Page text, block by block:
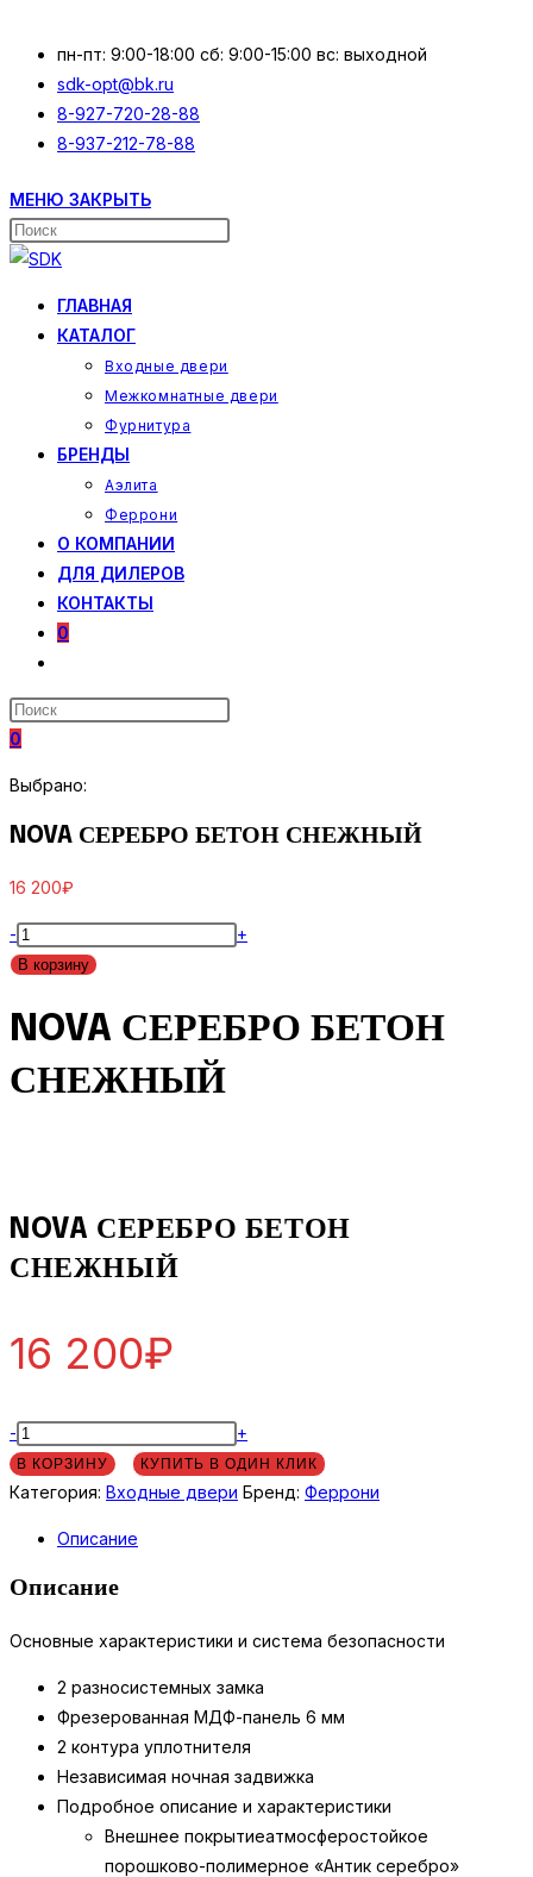
содержимому
пн-пт: 9:00-18:00 сб: 9:00-15:00 вс: выходной
sdk-opt@bk.ru
8-927-720-28-88
8-937-212-78-88
МЕНЮ ЗАКРЫТЬ
Поиск
на
ГЛАВНАЯ
КАТАЛОГ
Входные двери
Межкомнатные двери
Фурнитура
БРЕНДЫ
Аэлита
Феррони
О КОМПАНИИ
ДЛЯ ДИЛЕРОВ
КОНТАКТЫ
0
ПО
САЙТУ
0
Выбрано:
NOVA СЕРЕБРО БЕТОН СНЕЖНЫЙ
16 200₽
Количество
товара
СЕРЕБРО
СНЕЖНЫЙ
- +
В корзину
NOVA СЕРЕБРО БЕТОН
СНЕЖНЫЙ
NOVA СЕРЕБРО БЕТОН
СНЕЖНЫЙ
16 200₽
Количество
товара
NOVA
БЕТОН
СНЕЖНЫЙ
- +
В КОРЗИНУ КУПИТЬ В ОДИН КЛИК
Категория: Входные двери Бренд: Феррони
Описание
Описание
Основные характеристики и система безопасности
2 разносистемных замка
Фрезерованная МДФ-панель 6 мм
2 контура уплотнителя
Независимая ночная задвижка
Подробное описание и характеристики
Внешнее покрытиеатмосферостойкое
порошково-полимерное «Антик серебро»